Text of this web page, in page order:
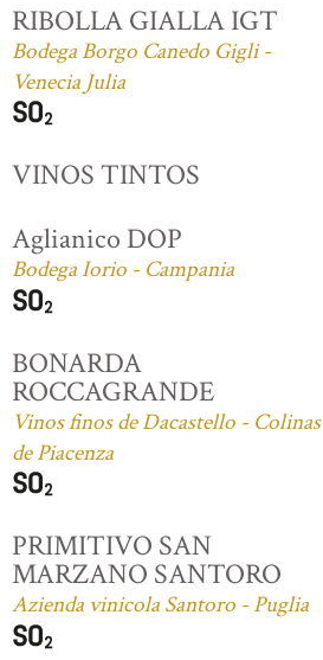
RIBOLLA GIALLA IGT
Bodega Borgo Canedo Gigli -
Venecia Julia
VINOS TINTOS
Aglianico DOP
Bodega Iorio - Campania
BONARDA
ROCCAGRANDE
Vinos finos de Dacastello - Colinas
de Piacenza
PRIMITIVO SAN
MARZANO SANTORO
Azienda vinicola Santoro - Puglia